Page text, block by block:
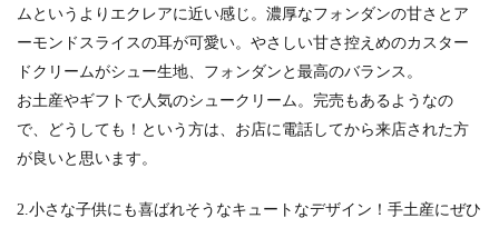
ムというよりエクレアに近い感じ。濃厚なフォンダンの甘さとア
ーモンドスライスの耳が可愛い。やさしい甘さ控えめのカスター
ドクリームがシュー生地、フォンダンと最高のバランス。
お土産やギフトで人気のシュークリーム。完売もあるようなの
で、どうしても！という方は、お店に電話してから来店された方
が良いと思います。
2.小さな子供にも喜ばれそうなキュートなデザイン！手土産にぜひ